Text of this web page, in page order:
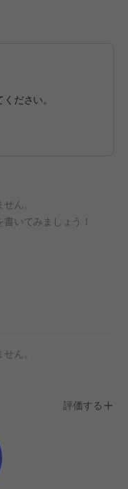
ください。
ん。
いてみましょう！
ん。
評価する